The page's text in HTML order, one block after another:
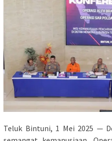
Teluk Bintuni, 1 Mei 2025 —